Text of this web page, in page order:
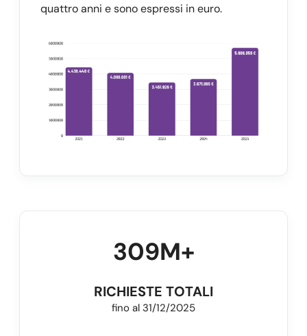
quattro anni e sono espressi in euro.
309M+
RICHIESTE TOTALI
fino al 31/12/2025